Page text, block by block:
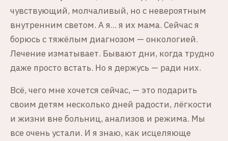
чувствующий, молчаливый, но с невероятным
внутренним светом. А я... я их мама. Сейчас я
борюсь с тяжёлым диагнозом — онкологией.
Лечение изматывает. Бывают дни, когда трудно
даже просто встать. Но я держусь — ради них.
Всё, чего мне хочется сейчас, — это подарить
своим детям несколько дней радости, лёгкости
и жизни вне больниц, анализов и режима. Мы
все очень устали. И я знаю, как исцеляюще